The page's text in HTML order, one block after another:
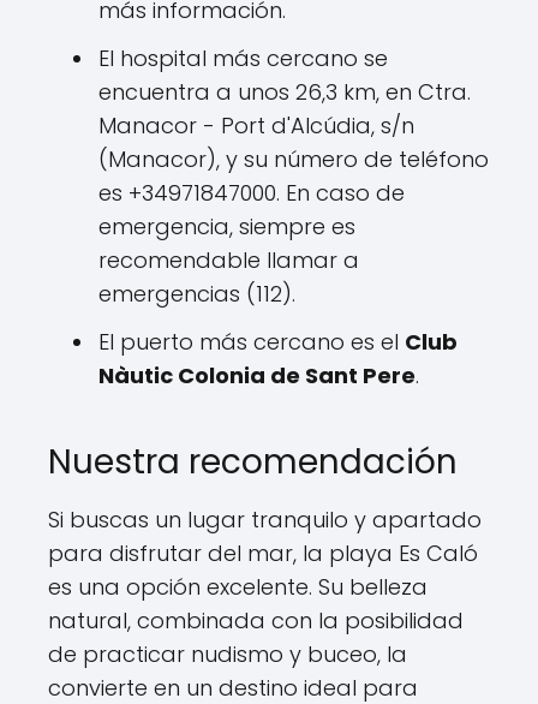
más información.
El hospital más cercano se
encuentra a unos 26,3 km, en Ctra.
Manacor - Port d'Alcúdia, s/n
(Manacor), y su número de teléfono
es +34971847000. En caso de
emergencia, siempre es
recomendable llamar a
emergencias (112).
El puerto más cercano es el Club
Nàutic Colonia de Sant Pere.
Nuestra recomendación
Si buscas un lugar tranquilo y apartado
para disfrutar del mar, la playa Es Caló
es una opción excelente. Su belleza
natural, combinada con la posibilidad
de practicar nudismo y buceo, la
convierte en un destino ideal para